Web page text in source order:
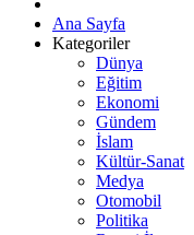
Ana Sayfa
Kategoriler
Dünya
Eğitim
Ekonomi
Gündem
İslam
Kültür-Sanat
Medya
Otomobil
Politika